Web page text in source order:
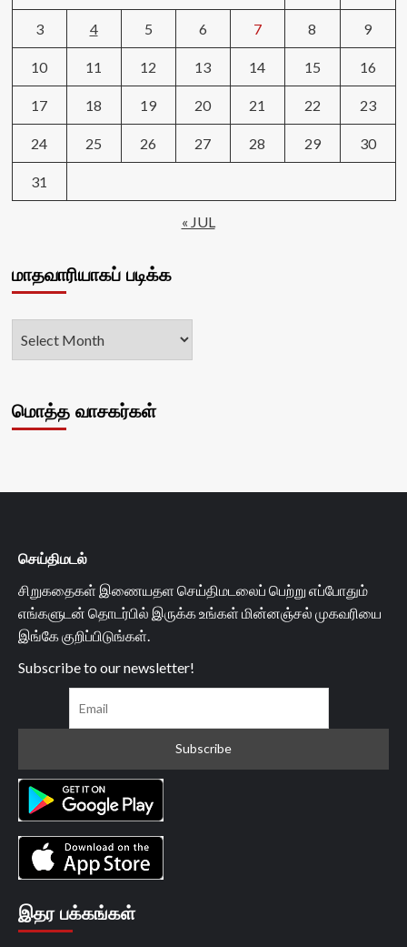
3 4 5 6 7 8 9
10 11 12 13 14 15 16
17 18 19 20 21 22 23
24 25 26 27 28 29 30
31
« JUL
மாதவாரியாகப் படிக்க
மொத்த வாசகர்கள்
செய்திமடல்
சிறுகதைகள் இணையதள செய்திமடலைப் பெற்று எப்போதும்
எங்களுடன் தொடர்பில் இருக்க உங்கள் மின்னஞ்சல் முகவரியை
இங்கே குறிப்பிடுங்கள்.
Subscribe to our newsletter!
இதர பக்கங்கள்